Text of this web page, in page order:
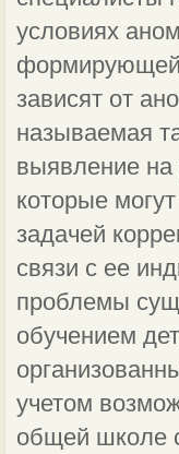
условиях
зависят от
называемая
выявление на
которые
задачей
связи с ее
проблемы
обучением
учетом
общей школе